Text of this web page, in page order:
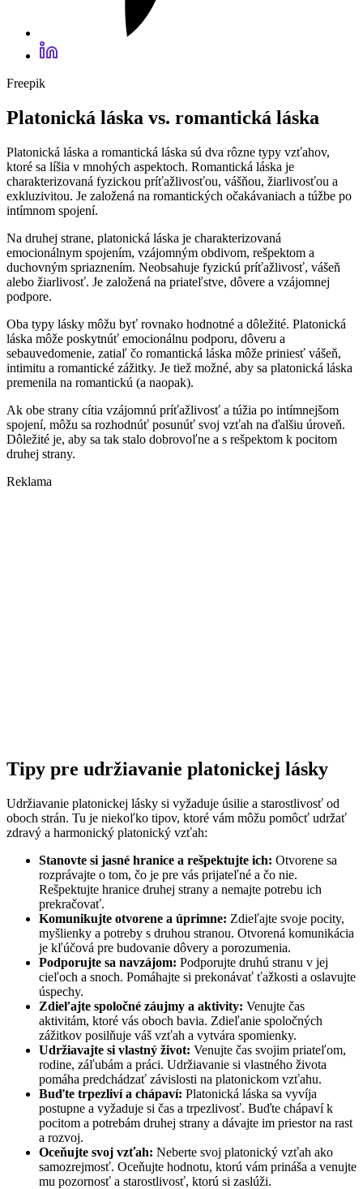
Freepik
Platonická láska vs. romantická láska
Platonická láska a romantická láska sú dva rôzne typy vzťahov,
ktoré sa líšia v mnohých aspektoch. Romantická láska je
charakterizovaná fyzickou príťažlivosťou, vášňou, žiarlivosťou a
exkluzivitou. Je založená na romantických očakávaniach a túžbe po
intímnom spojení.
Na druhej strane, platonická láska je charakterizovaná
emocionálnym spojením, vzájomným obdivom, rešpektom a
duchovným spriaznením. Neobsahuje fyzickú príťažlivosť, vášeň
alebo žiarlivosť. Je založená na priateľstve, dôvere a vzájomnej
podpore.
Oba typy lásky môžu byť rovnako hodnotné a dôležité. Platonická
láska môže poskytnúť emocionálnu podporu, dôveru a
sebauvedomenie, zatiaľ čo romantická láska môže priniesť vášeň,
intimitu a romantické zážitky. Je tiež možné, aby sa platonická láska
premenila na romantickú (a naopak).
Ak obe strany cítia vzájomnú príťažlivosť a túžia po intímnejšom
spojení, môžu sa rozhodnúť posunúť svoj vzťah na ďalšiu úroveň.
Dôležité je, aby sa tak stalo dobrovoľne a s rešpektom k pocitom
druhej strany.
Reklama
Tipy pre udržiavanie platonickej lásky
Udržiavanie platonickej lásky si vyžaduje úsilie a starostlivosť od
oboch strán. Tu je niekoľko tipov, ktoré vám môžu pomôcť udržať
zdravý a harmonický platonický vzťah:
Stanovte si jasné hranice a rešpektujte ich: Otvorene sa
rozprávajte o tom, čo je pre vás prijateľné a čo nie.
Rešpektujte hranice druhej strany a nemajte potrebu ich
prekračovať.
Komunikujte otvorene a úprimne: Zdieľajte svoje pocity,
myšlienky a potreby s druhou stranou. Otvorená komunikácia
je kľúčová pre budovanie dôvery a porozumenia.
Podporujte sa navzájom: Podporujte druhú stranu v jej
cieľoch a snoch. Pomáhajte si prekonávať ťažkosti a oslavujte
úspechy.
Zdieľajte spoločné záujmy a aktivity: Venujte čas
aktivitám, ktoré vás oboch bavia. Zdieľanie spoločných
zážitkov posilňuje váš vzťah a vytvára spomienky.
Udržiavajte si vlastný život: Venujte čas svojim priateľom,
rodine, záľubám a práci. Udržiavanie si vlastného života
pomáha predchádzať závislosti na platonickom vzťahu.
Buďte trpezliví a chápaví: Platonická láska sa vyvíja
postupne a vyžaduje si čas a trpezlivosť. Buďte chápaví k
pocitom a potrebám druhej strany a dávajte im priestor na rast
a rozvoj.
Oceňujte svoj vzťah: Neberte svoj platonický vzťah ako
samozrejmosť. Oceňujte hodnotu, ktorú vám prináša a venujte
mu pozornosť a starostlivosť, ktorú si zaslúži.